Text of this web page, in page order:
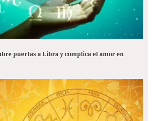
puertas a Libra y complica el amor en